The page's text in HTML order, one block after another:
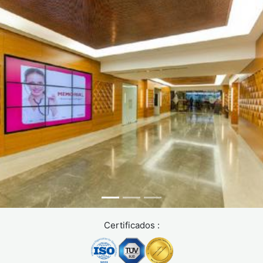
(intestino delgado),permitiendo que los alimentos continúen
su tránsito digestivo.
Paso 5: Cierre.Se colocan drenajes abdominales para
monitorizar posibles fugas. La incisión se cierra en capas.
La duración total es de 2,5 a 3,5 horas según la complejidad.
Posibles efectos secundarios
de la pancreatectomía total
La pancreatectomía total es una intervención quirúrgica
importante que puede tener diversos efectos secundarios.
Estos varían de una persona a otra y pueden aparecer a
corto, medio o largo plazo.
náuseas, vómitos, distensión abdominal, fatiga importante.
Estos síntomas suelen controlarse con medicación y
Certificados :